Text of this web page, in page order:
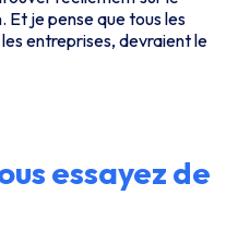
Et je pense que tous les
entreprises, devraient le
essayez de